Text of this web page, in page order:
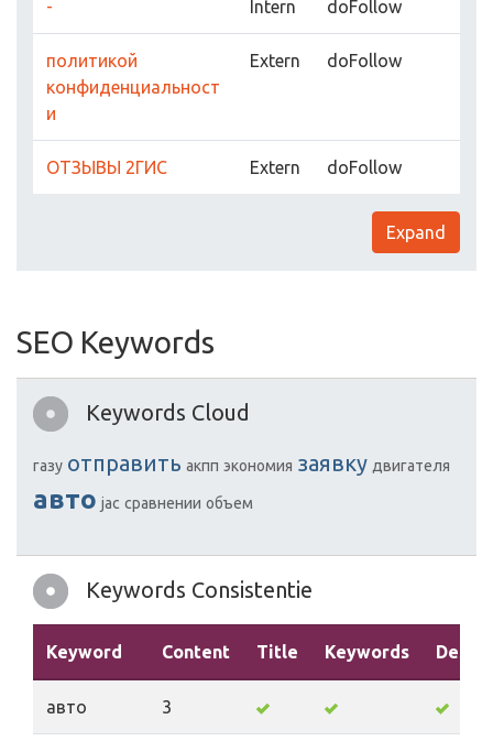
- Intern doFollow
политикой
конфиденциальност
и
Extern doFollow
ОТЗЫВЫ 2ГИС Extern doFollow
Expand
SEO Keywords
Keywords Cloud
газу отправить акпп экономия заявку двигателя
авто jac сравнении объем
Keywords Consistentie
Keyword Content Title Keywords
авто 3